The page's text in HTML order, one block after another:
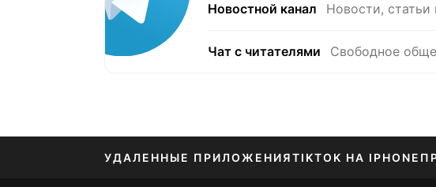
Новостной канал Новости,
Чат с читателями Свободное
УДАЛЕННЫЕ ПРИЛОЖЕНИЯTIKTOK НА IPHONE